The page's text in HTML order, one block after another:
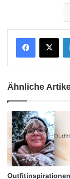
Ähnliche